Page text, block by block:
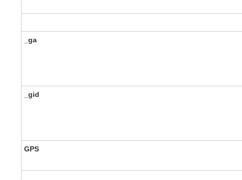
_ga
_gid
GPS